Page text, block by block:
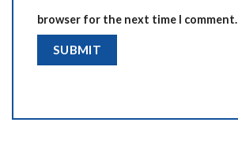
browser for the next time I comment.